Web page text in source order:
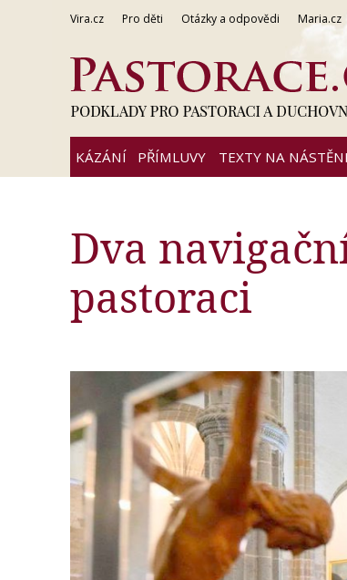
Vira.cz Pro děti Otázky a odpovědi Maria.cz
KÁZÁNÍ PŘÍMLUVY TEXTY NA
Dva
pastoraci